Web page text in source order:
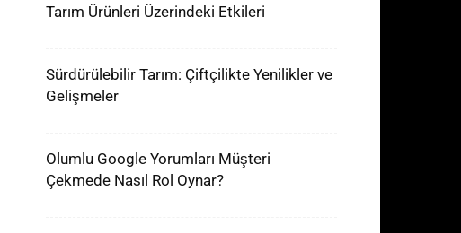
Tarım Ürünleri Üzerindeki Etkileri
Sürdürülebilir Tarım: Çiftçilikte Yenilikler ve
Gelişmeler
Olumlu Google Yorumları Müşteri
Çekmede Nasıl Rol Oynar?